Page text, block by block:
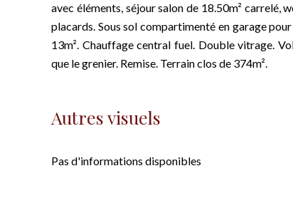
avec éléments, séjour salon de 18.50m² carrelé,
placards. Sous sol compartimenté en garage
13m². Chauffage central fuel. Double vitrage.
que le grenier. Remise. Terrain clos de 374m².
Autres visuels
Pas d'informations disponibles